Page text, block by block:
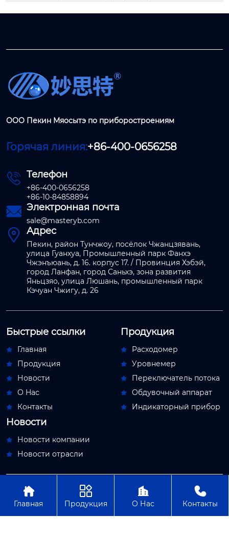
ООО Пекин Мяосытэ по приборостроениям
Горячая линия:+86-400-0656258
 Телефон
+86-400-0656258
+86-10-84858894
 Электронная почта
sale@masteryb.com
 Адрес
Пекин, район Тунчжоу, посёлок Чжанцзявань,
улица Гуанхуа, Промышленный парк Фанхэ
Чжэнъюань, д. 16. корпус 17. / Провинция Хэбэй,
город Ланфан, город Саньхэ, зона развития
Яньцзяо, улица Люшань, промышленный парк
Кэчуан Чжигу, д. 26
Быстрые ссылки
 Главная
 Продукция
 Новости
 О Hас
 Контакты
Продукция
 Расходомер
 Уровнемер
 Переключатель потока
 Обдувочный аппарат
 Индикаторный прибор
Новости
 Новости компании
 Новости отрасли
Авторское право© ООО Пекин Мяосытэ по
приборостроениям

Главная

Продукция

О Нас

Контакты